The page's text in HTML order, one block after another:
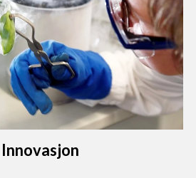
Innovasjon